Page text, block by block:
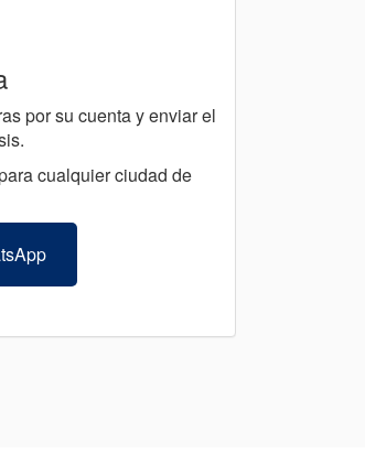
por su cuenta y enviar el
cualquier ciudad de